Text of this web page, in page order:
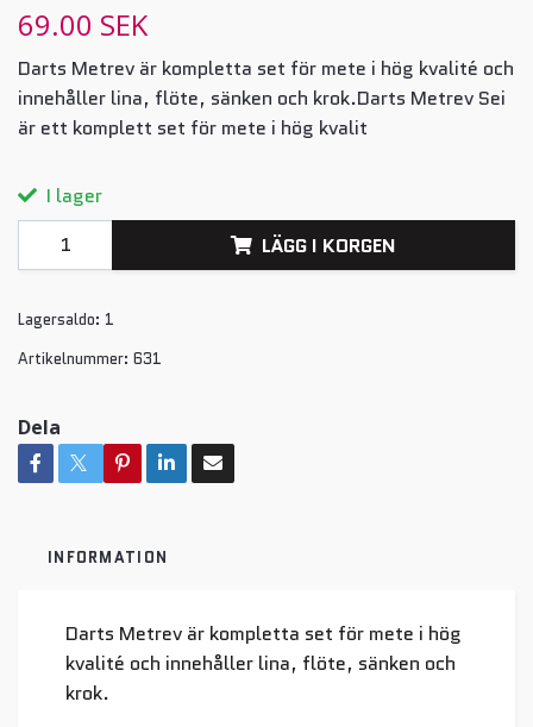
69.00 SEK
Darts Metrev är kompletta set för mete i hög kvalité och
innehåller lina, flöte, sänken och krok.Darts Metrev Sei
är ett komplett set för mete i hög kvalit
I lager
LÄGG I KORGEN
Lagersaldo: 1
Artikelnummer: 631
Dela
INFORMATION
Darts Metrev är kompletta set för mete i hög
kvalité och innehåller lina, flöte, sänken och
krok.